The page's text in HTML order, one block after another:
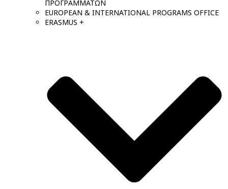
ΠΡΟΓΡΑΜΜΑΤΩΝ
EUROPEAN & INTERNATIONAL PROGRAMS OFFICE
ERASMUS +